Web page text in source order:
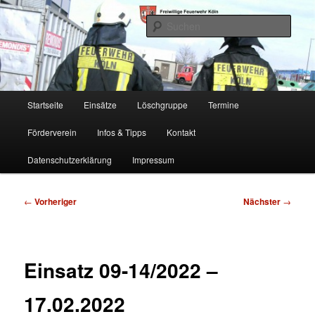
Zum
primären
Inhalt
springenFF Köln, LG RD
Freiwillige Feuerwehr Köln, Löschgruppe Rodenkirchen
Startseite Einsätze Löschgruppe Termine
Förderverein Infos & Tipps Kontakt
Datenschutzerklärung Impressum
Beitragsnavigation
← Vorheriger Nächster →
Einsatz 09-14/2022 –
17.02.2022